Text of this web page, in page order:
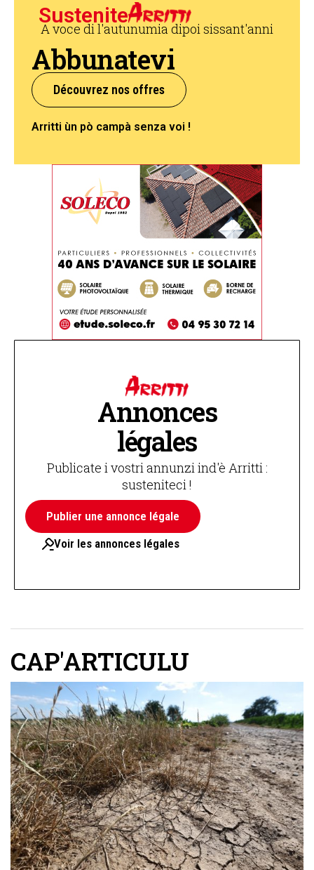
Sustenite
A voce di l'autunumia dipoi sissant'anni
Abbunatevi
Découvrez nos offres
Arritti ùn pò campà senza voi !
Annonces
légales
Publicate i vostri annunzi ind'è Arritti :
susteniteci !
Publier une annonce légale
Voir les annonces légales
CAP'ARTICULU